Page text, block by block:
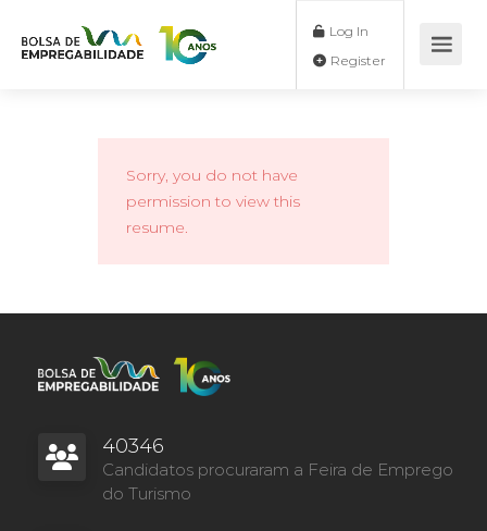
Log In
Sorry, you do not have
permission to view this
resume.
40346
Candidatos procuraram a Feira de Emprego
do Turismo